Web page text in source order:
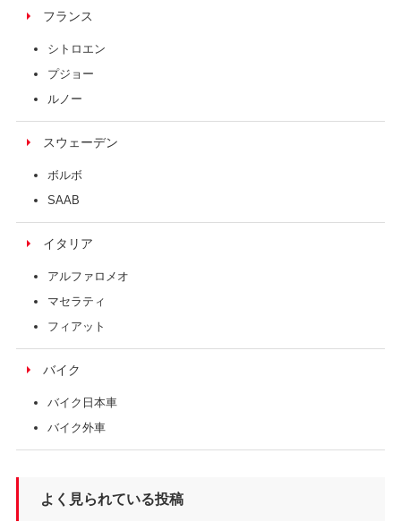
フランス
シトロエン
プジョー
ルノー
スウェーデン
ボルボ
SAAB
イタリア
アルファロメオ
マセラティ
フィアット
バイク
バイク日本車
バイク外車
よく見られている投稿